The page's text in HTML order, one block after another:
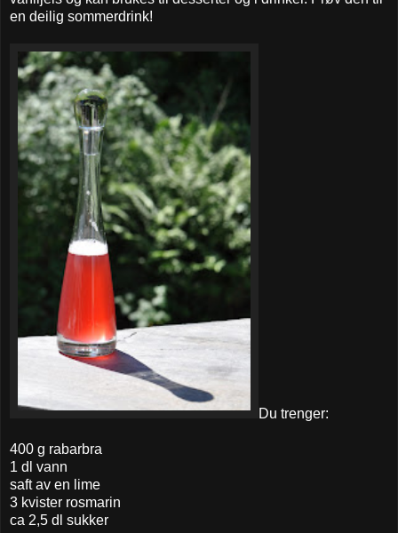
en deilig sommerdrink!
Du trenger:
400 g rabarbra
1 dl vann
saft av en lime
3 kvister rosmarin
ca 2,5 dl sukker